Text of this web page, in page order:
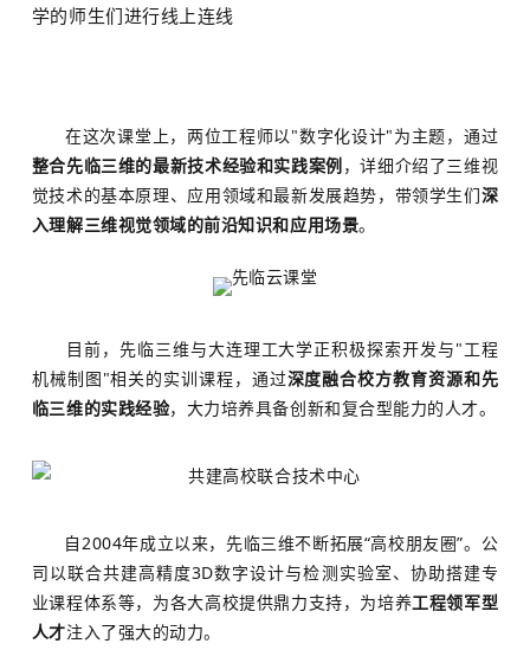
在这次课堂上，两位工程师以"数字化设计"为主题，通过
整合先临三维的最新技术经验和实践案例，详细介绍了三维视
觉技术的基本原理、应用领域和最新发展趋势，带领学生们深
入理解三维视觉领域的前沿知识和应用场景。
目前，先临三维与大连理工大学正积极探索开发与"工程
机械制图"相关的实训课程，通过深度融合校方教育资源和先
临三维的实践经验，大力培养具备创新和复合型能力的人才。
自2004年成立以来，先临三维不断拓展“高校朋友圈”。公
司以联合共建高精度3D数字设计与检测实验室、协助搭建专
业课程体系等，为各大高校提供鼎力支持，为培养工程领军型
人才注入了强大的动力。